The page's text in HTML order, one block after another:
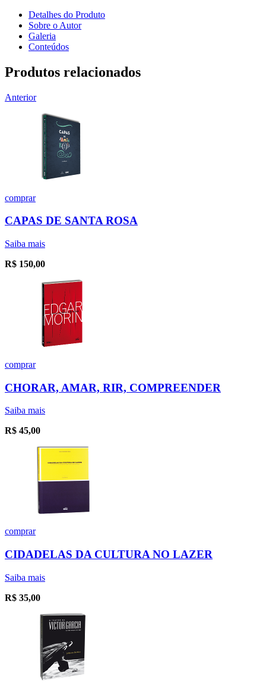
Detalhes do Produto
Sobre o Autor
Galeria
Conteúdos
Produtos relacionados
Anterior
comprar
CAPAS DE SANTA ROSA
Saiba mais
R$ 150,00
comprar
CHORAR, AMAR, RIR, COMPREENDER
Saiba mais
R$ 45,00
comprar
CIDADELAS DA CULTURA NO LAZER
Saiba mais
R$ 35,00